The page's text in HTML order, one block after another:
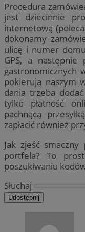
Procedura
jest dziecinnie
internetową
dokonamy
ulicę i numer
GPS, a następnie
gastronomicznych
pokierują naszym
dania trzeba
tylko płatność
pachnącą
zapłacić również
Jak zjeść smaczny
portfela? To
poszukiwaniu
Słuchaj
Udostępnij